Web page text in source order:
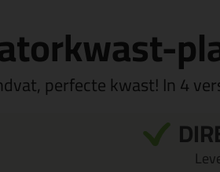
perfecte kwast! In 4